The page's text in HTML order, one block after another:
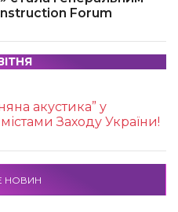
Forum
акустика” у
Заходу України!
НОВИН